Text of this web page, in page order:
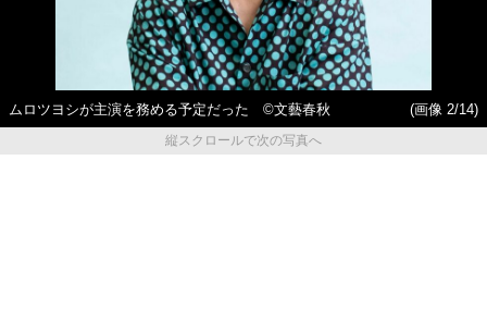
ムロツヨシが主演を務める予定だった ©文藝春秋
(画像 2/14)
縦スクロールで次の写真へ